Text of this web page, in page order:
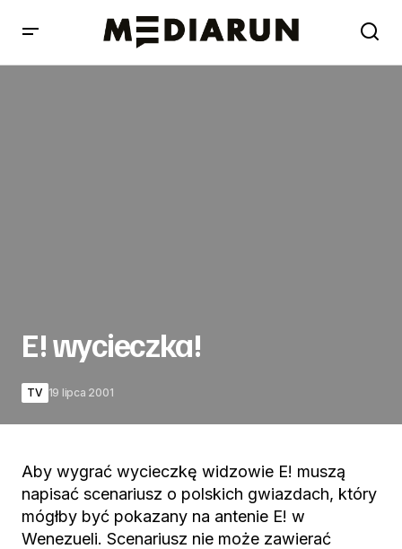
E! wycieczka!
TV 19 lipca 2001
Aby wygrać wycieczkę widzowie E! muszą
napisać scenariusz o polskich gwiazdach, który
mógłby być pokazany na antenie E! w
Wenezueli. Scenariusz nie może zawierać